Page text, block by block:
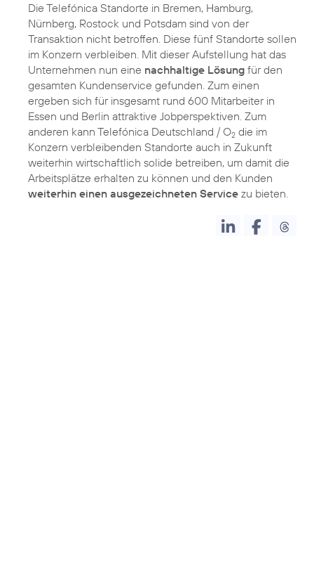
Die Telefónica Standorte in Bremen, Hamburg,
Nürnberg, Rostock und Potsdam sind von der
Transaktion nicht betroffen. Diese fünf Standorte sollen
im Konzern verbleiben. Mit dieser Aufstellung hat das
Unternehmen nun eine nachhaltige Lösung für den
gesamten Kundenservice gefunden. Zum einen
ergeben sich für insgesamt rund 600 Mitarbeiter in
Essen und Berlin attraktive Jobperspektiven. Zum
anderen kann Telefónica Deutschland / O2 die im
Konzern verbleibenden Standorte auch in Zukunft
weiterhin wirtschaftlich solide betreiben, um damit die
Arbeitsplätze erhalten zu können und den Kunden
weiterhin einen ausgezeichneten Service zu bieten.